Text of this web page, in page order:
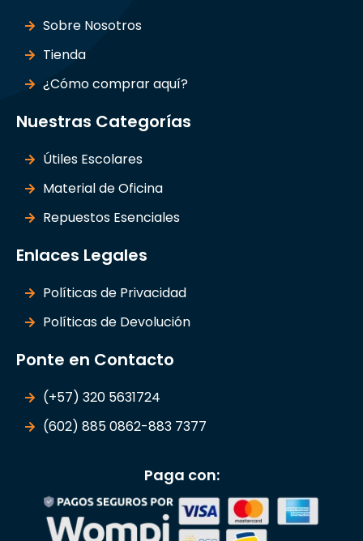
Sobre Nosotros
Tienda
¿Cómo comprar aquí?
Nuestras Categorías
Útiles Escolares
Material de Oficina
Repuestos Esenciales
Enlaces Legales
Políticas de Privacidad
Políticas de Devolución
Ponte en Contacto
(+57) 320 5631724
(602) 885 0862-883 7377
Paga con: